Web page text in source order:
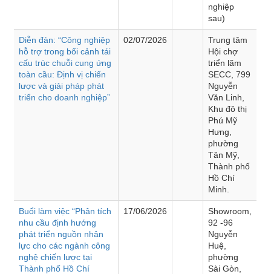
nghiệp
sau)
Diễn đàn: “Công nghiệp
hỗ trợ trong bối cảnh tái
cấu trúc chuỗi cung ứng
toàn cầu: Định vị chiến
lược và giải pháp phát
triển cho doanh nghiệp”
02/07/2026
Trung tâm
Hội chợ
triển lãm
SECC, 799
Nguyễn
Văn Linh,
Khu đô thị
Phú Mỹ
Hưng,
phường
Tân Mỹ,
Thành phố
Hồ Chí
Minh.
Buổi làm việc “Phân tích
nhu cầu định hướng
phát triển nguồn nhân
lực cho các ngành công
nghệ chiến lược tại
Thành phố Hồ Chí
17/06/2026
Showroom,
92 -96
Nguyễn
Huệ,
phường
Sài Gòn,